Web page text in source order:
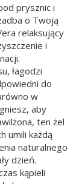
prysznic i
o Twoją
relaksujący
i
łagodzi
do
w
aby
ten żel
umili każdą
naturalnego
dzień.
kąpieli